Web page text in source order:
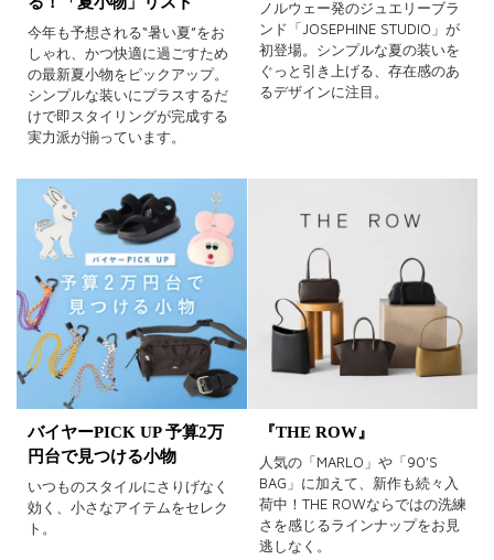
今年も予想される“暑い夏”をお
しゃれ、かつ快適に過ごすため
の最新夏小物をピックアップ。
シンプルな装いにプラスするだ
けで即スタイリングが完成する
実力派が揃っています。
ノルウェー発のジュエリーブラ
ンド「JOSEPHINE STUDIO」が
初登場。シンプルな夏の装いを
ぐっと引き上げる、存在感のあ
るデザインに注目。
バイヤーPICK UP 予算2万
円台で見つける小物
いつものスタイルにさりげなく
効く、小さなアイテムをセレク
ト。
『THE ROW』
人気の「MARLO」や「90'S
BAG」に加えて、新作も続々入
荷中！THE ROWならではの洗練
さを感じるラインナップをお見
逃しなく。